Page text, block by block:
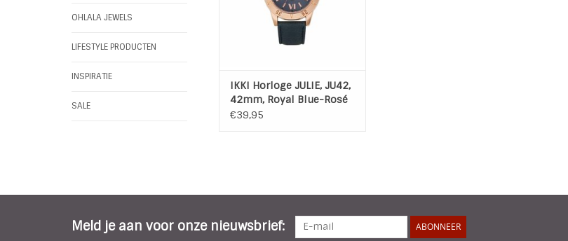
OHLALA JEWELS
LIFESTYLE PRODUCTEN
INSPIRATIE
SALE
TOEVOEGEN AAN WINKELWAGEN
IKKI Horloge JULIE, JU42,
42mm, Royal Blue-Rosé
€39,95
Meld je aan voor onze nieuwsbrief: ABONNEER